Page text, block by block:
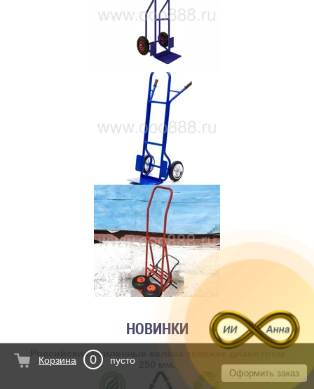
Оформить заказ
Корзина 0 пусто
НОВИНКИ
Российские усиленные колёса тележек диаметром
250 мм.